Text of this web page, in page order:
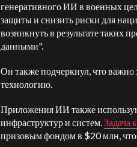
генеративного ИИ в военных
защиты и снизить риски для
возникнуть в результате таких
данными".
Он также подчеркнул, что
технологию.
Приложения ИИ также
инфраструктур и систем.Задача
призовым фондом в $20 млн,